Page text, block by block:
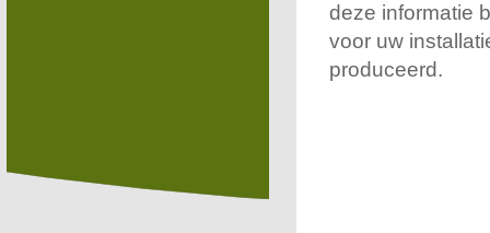
deze informatie
voor uw
produceerd.